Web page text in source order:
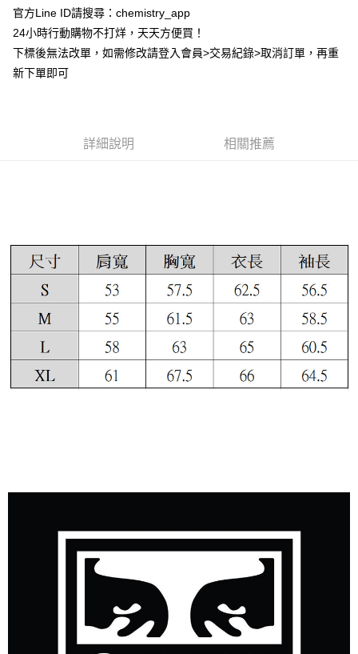
Apple Pay
街口支付
悠遊付
7-11取貨付款
每筆NT$60，滿NT$399(含以上)免運費
付款後7-11取貨
每筆NT$60，滿NT$399(含以上)免運費
順豐快遞宅配
每筆NT$150，滿NT$6,000(含以上)免運費
官方Line ID請搜尋：chemistry_app
24小時行動購物不打烊，天天方便買！
下標後無法改單，如需修改請登入會員>交易紀錄>取消訂單，再重
新下單即可
詳細說明 相關推薦